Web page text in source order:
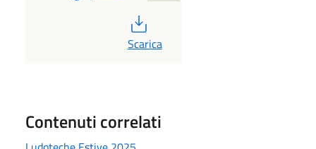
PDF
Scarica
Contenuti correlati